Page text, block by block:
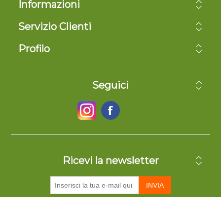
Informazioni
Servizio Clienti
Profilo
Seguici
Ricevi la newsletter
INVIA